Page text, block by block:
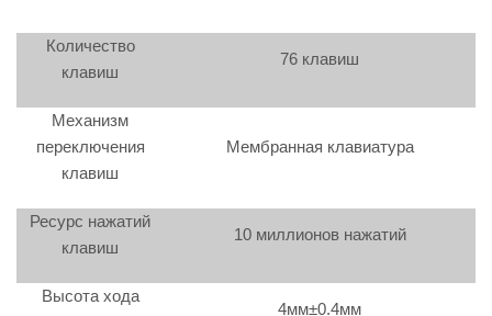
Количество
клавиш
76 клавиш
Механизм
переключения
клавиш
Мембранная клавиатура
Ресурс нажатий
клавиш
10 миллионов нажатий
Высота хода
4мм±0.4мм